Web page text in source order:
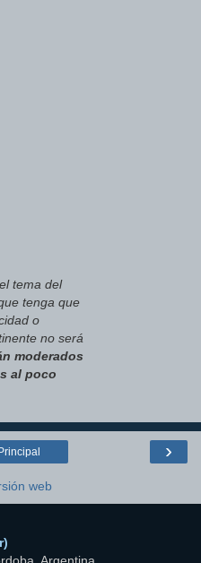
tema del
tenga que
o
no será
moderados
al poco
›
web